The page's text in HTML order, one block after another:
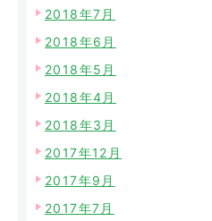
2018年7月
2018年6月
2018年5月
2018年4月
2018年3月
2017年12月
2017年9月
2017年7月